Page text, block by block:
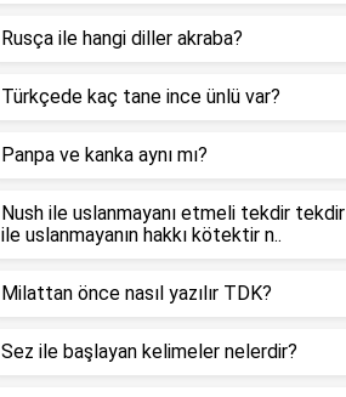
Rusça ile hangi diller akraba?
Türkçede kaç tane ince ünlü var?
Panpa ve kanka aynı mı?
Nush ile uslanmayanı etmeli tekdir tekdir
ile uslanmayanın hakkı kötektir n..
Milattan önce nasıl yazılır TDK?
Sez ile başlayan kelimeler nelerdir?